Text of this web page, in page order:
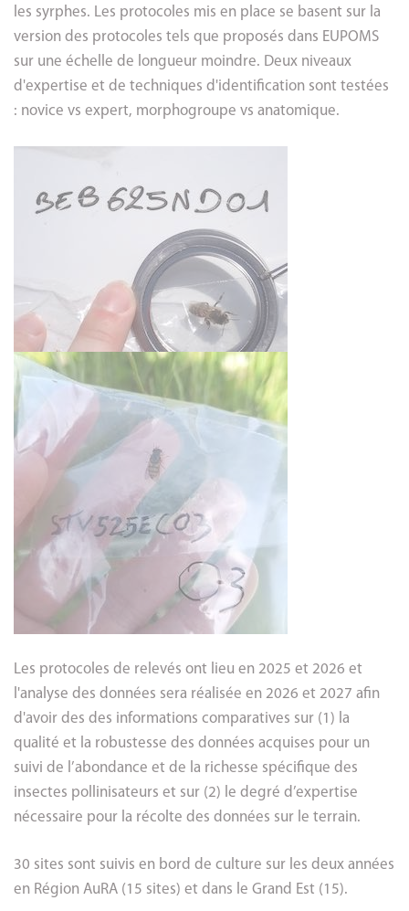
les syrphes. Les protocoles mis en place se basent sur la
version des protocoles tels que proposés dans EUPOMS
sur une échelle de longueur moindre. Deux niveaux
d'expertise et de techniques d'identification sont testées
: novice vs expert, morphogroupe vs anatomique.
Les protocoles de relevés ont lieu en 2025 et 2026 et
l'analyse des données sera réalisée en 2026 et 2027 afin
d'avoir des des informations comparatives sur (1) la
qualité et la robustesse des données acquises pour un
suivi de l’abondance et de la richesse spécifique des
insectes pollinisateurs et sur (2) le degré d’expertise
nécessaire pour la récolte des données sur le terrain.
30 sites sont suivis en bord de culture sur les deux années
en Région AuRA (15 sites) et dans le Grand Est (15).